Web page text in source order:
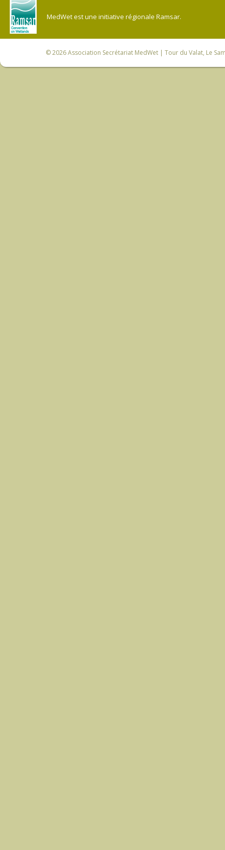
MedWet est une initiative régionale Ramsar.
© 2026Association Secrétariat MedWet | Tour du Valat, Le